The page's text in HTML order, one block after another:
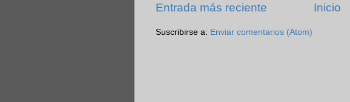
Entrada más reciente Inicio
Suscribirse a: Enviar comentarios (Atom)